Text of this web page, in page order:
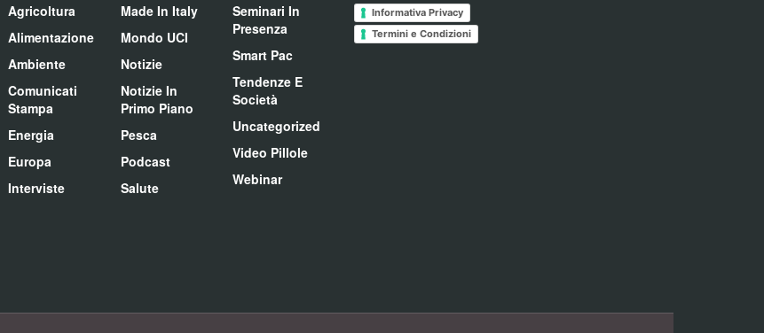
Agricoltura
Alimentazione
Ambiente
Comunicati
Stampa
Energia
Europa
Interviste
Made In Italy
Mondo UCI
Notizie
Notizie In
Primo Piano
Pesca
Podcast
Salute
Seminari In
Presenza
Smart Pac
Tendenze E
Società
Uncategorized
Video Pillole
Webinar
Informativa Privacy
Termini e Condizioni